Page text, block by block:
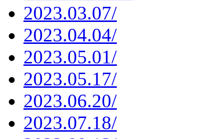
2023.03.07/
2023.04.04/
2023.05.01/
2023.05.17/
2023.06.20/
2023.07.18/